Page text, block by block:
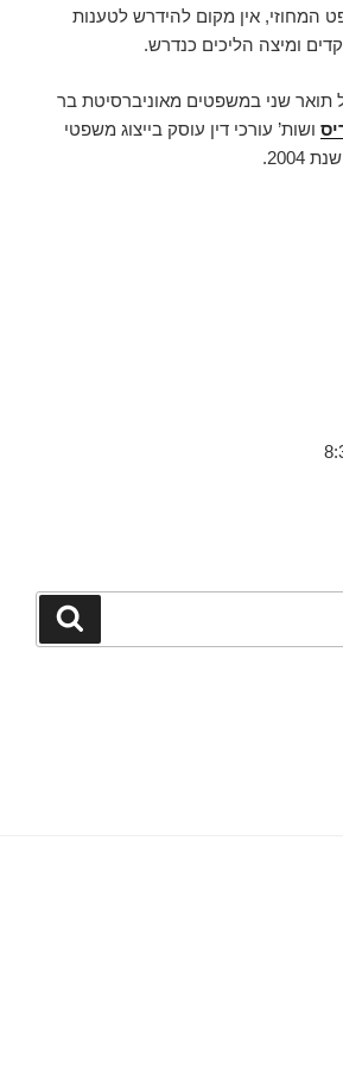
המחוזי, אין מקום להידרש לטענות
ומיצה הליכים כנדרש.
תואר שני במשפטים מאוניברסיטת בר
ושות’ עורכי דין עוסק בייצוג משפטי
חיפוש